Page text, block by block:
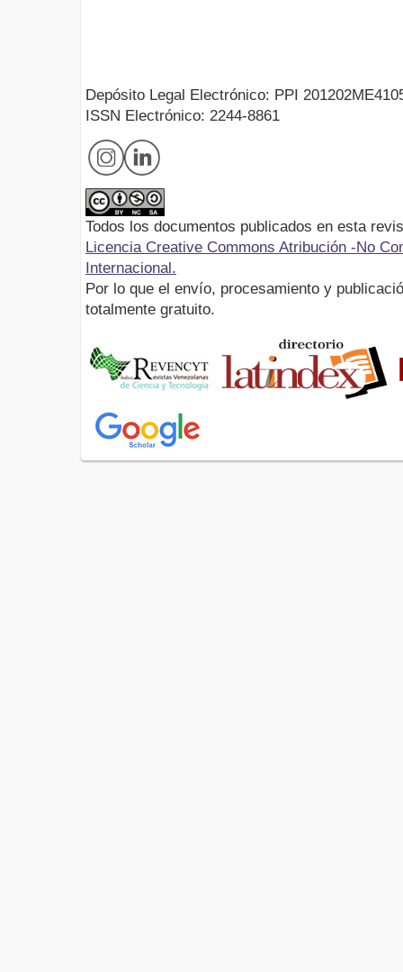
Depósito Legal Electrónico: PPI
ISSN Electrónico: 2244-8861
Todos los documentos publicados en esta
Licencia Creative Commons Atribución -No
Internacional.
Por lo que el envío, procesamiento y
totalmente gratuito.